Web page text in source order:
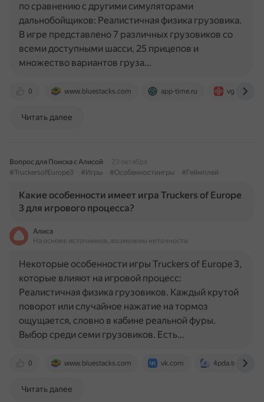
0 www.bluestacks.com app-time.ru vgtimes.ru
по сравнению с другими симуляторами
дальнобойщиков: Реалистичная физика грузовика.
В игре представлено 7 различных грузовиков со
всеми доступными шасси, 25 прицепов и
множество вариантов груза…
Читать далее
Вопрос для Поиска с Алисой
23 октября
#TruckersofEurope3
#Игры #Особенностиигры #Геймплей
Какие особенности имеет игра Truckers of Europe
3 для игрового процесса?
Алиса
На основе источников, возможны неточности
0 www.bluestacks.com vk.com 4pda.to
Некоторые особенности игры Truckers of Europe 3,
которые влияют на игровой процесс:
Реалистичная физика грузовиков. Каждый крутой
поворот или случайное нажатие на тормоз
ощущается, словно в кабине реальной фуры.
Выбор среди семи грузовиков. Есть…
Читать далее